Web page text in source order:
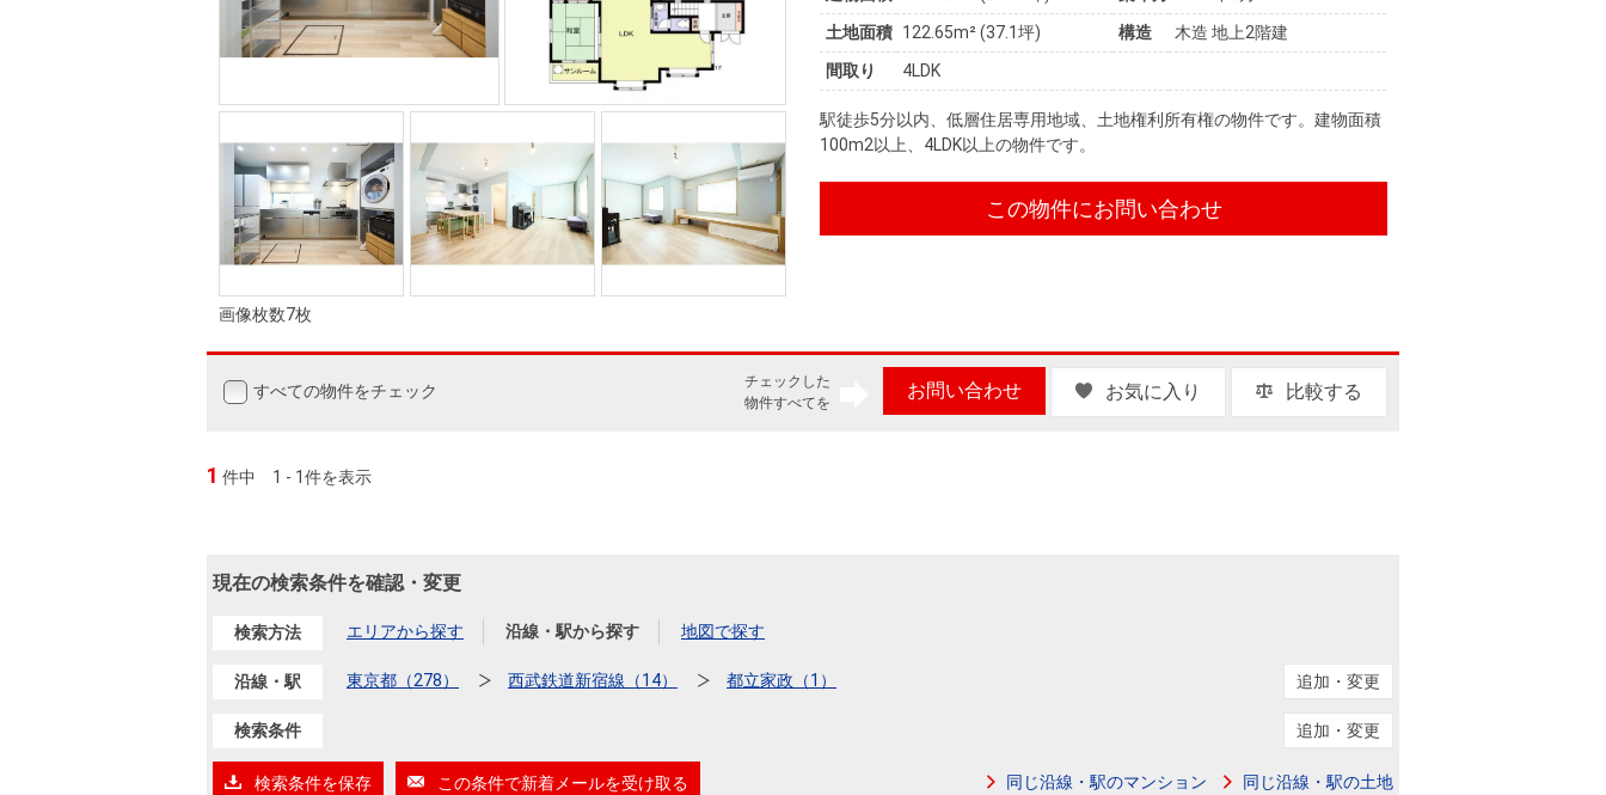
画像枚数7枚
土地面積 122.65m² (37.1坪) 構造
木造 地上2階建
間取り
4LDK
駅徒歩5分以内、低層住居専用地域、土地権利所有権の物件です。建物面積
100m2以上、4LDK以上の物件です。
この物件にお問い合わせ
すべての物件をチェック
チェックした
物件すべてを
お問い合わせ お気に入り 比較する
1 件中 1 - 1件を表示
現在の検索条件を確認・変更
検索方法 エリアから探す 沿線・駅から探す 地図で探す
沿線・駅 東京都（278） 西武鉄道新宿線（14） 都立家政（1） 追加・変更
検索条件 追加・変更
検索条件を保存 この条件で新着メールを受け取る 同じ沿線・駅のマンション 同じ沿線・駅の土地